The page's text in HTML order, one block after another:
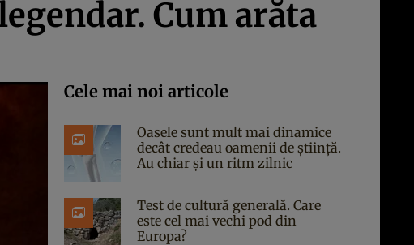
Cum arăta
Cele mai noi articole
Oasele sunt mult mai dinamice
decât credeau oamenii de știință.
Au chiar și un ritm zilnic
Test de cultură generală. Care
este cel mai vechi pod din
Europa?